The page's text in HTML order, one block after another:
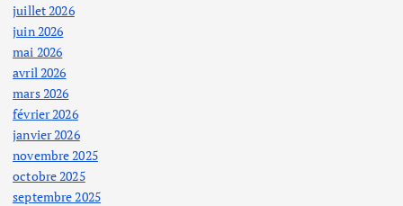
juillet 2026
juin 2026
mai 2026
avril 2026
mars 2026
février 2026
janvier 2026
novembre 2025
octobre 2025
septembre 2025